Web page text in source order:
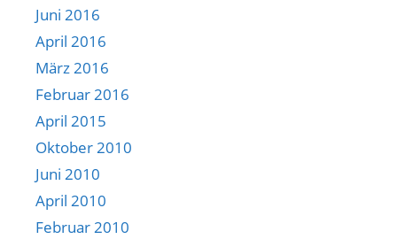
Juni 2016
April 2016
März 2016
Februar 2016
April 2015
Oktober 2010
Juni 2010
April 2010
Februar 2010